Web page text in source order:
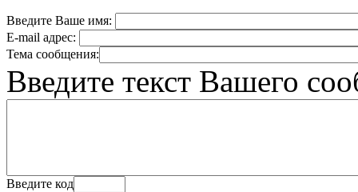
Введите Ваше имя:
E-mail адрес:
Тема сообщения:
Введите текст Вашего
Введите код